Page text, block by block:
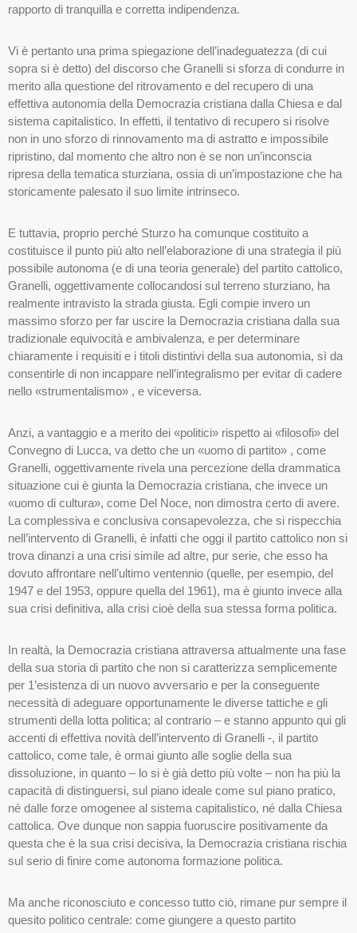
rapporto di tranquilla e corretta indipendenza.
Vi è pertanto una prima spiegazione dell’inadeguatezza (di cui
sopra si è detto) del discorso che Granelli si sforza di condurre in
merito alla questione del ritrovamento e del recupero di una
effettiva autonomia della Democrazia cristiana dalla Chiesa e dal
sistema capitalistico. In effetti, il tentativo di recupero si risolve
non in uno sforzo di rinnovamento ma di astratto e impossibile
ripristino, dal momento che altro non è se non un’inconscia
ripresa della tematica sturziana, ossia di un’impostazione che ha
storicamente palesato il suo limite intrinseco.
E tuttavia, proprio perché Sturzo ha comunque costituito a
costituisce il punto piú alto nell’elaborazione di una strategia il più
possibile autonoma (e di una teoria generale) del partito cattolico,
Granelli, oggettivamente collocandosi sul terreno sturziano, ha
realmente intravisto la strada giusta. Egli compie invero un
massimo sforzo per far uscire la Democrazia cristiana dalla sua
tradizionale equivocità e ambivalenza, e per determinare
chiaramente i requisiti e i titoli distintivi della sua autonomia, sì da
consentirle di non incappare nell’integralismo per evitar di cadere
nello «strumentalismo» , e viceversa.
Anzi, a vantaggio e a merito dei «politici» rispetto ai «filosofi» del
Convegno di Lucca, va detto che un «uomo di partito» , come
Granelli, oggettivamente rivela una percezione della drammatica
situazione cui è giunta la Democrazia cristiana, che invece un
«uomo di cultura», come Del Noce, non dimostra certo di avere.
La complessiva e conclusiva consapevolezza, che si rispecchia
nell’intervento di Granelli, è infatti che oggi il partito cattolico non si
trova dinanzi a una crisi simile ad altre, pur serie, che esso ha
dovuto affrontare nell’ultimo ventennio (quelle, per esempio, del
1947 e del 1953, oppure quella del 1961), ma è giunto invece alla
sua crisi definitiva, alla crisi cioè della sua stessa forma politica.
In realtà, la Democrazia cristiana attraversa attualmente una fase
della sua storia di partito che non si caratterizza semplicemente
per 1’esistenza di un nuovo avversario e per la conseguente
necessità di adeguare opportunamente le diverse tattiche e gli
strumenti della lotta politica; al contrario – e stanno appunto qui gli
accenti di effettiva novità dell’intervento di Granelli -, il partito
cattolico, come tale, è ormai giunto alle soglie della sua
dissoluzione, in quanto – lo si è già detto più volte – non ha più la
capacità di distinguersi, sul piano ideale come sul piano pratico,
né dalle forze omogenee al sistema capitalistico, né dalla Chiesa
cattolica. Ove dunque non sappia fuoruscire positivamente da
questa che è la sua crisi decisiva, la Democrazia cristiana rischia
sul serio di finire come autonoma formazione politica.
Ma anche riconosciuto e concesso tutto ciò, rimane pur sempre il
quesito politico centrale: come giungere a questo partito